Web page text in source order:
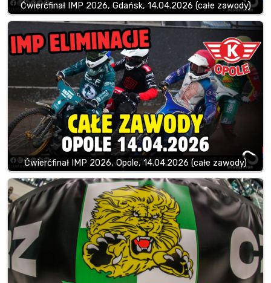
Ćwierćfinał IMP 2026, Gdańsk, 14.04.2026 (całe zawody)
Ćwierćfinał IMP 2026, Opole, 14.04.2026 (całe zawody)